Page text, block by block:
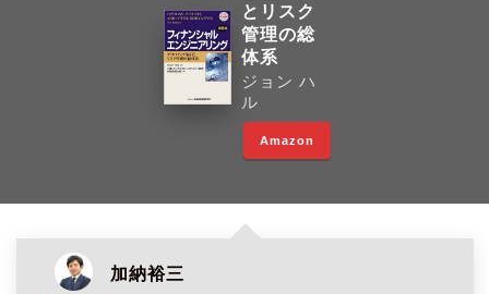
とリスク
管理の総
体系
ジョン ハ
ル
Amazon
加納裕三